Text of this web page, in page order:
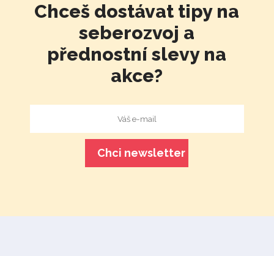
Chceš dostávat tipy na
seberozvoj a
přednostní slevy na
akce?